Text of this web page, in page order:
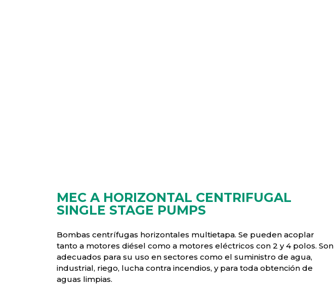
MEC A HORIZONTAL CENTRIFUGAL
SINGLE STAGE PUMPS
Bombas centrífugas horizontales multietapa. Se pueden acoplar
tanto a motores diésel como a motores eléctricos con 2 y 4 polos. Son
adecuados para su uso en sectores como el suministro de agua,
industrial, riego, lucha contra incendios, y para toda obtención de
aguas limpias.